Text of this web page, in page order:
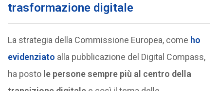
trasformazione digitale
La strategia della Commissione Europea, come ho
evidenziato alla pubblicazione del Digital Compass,
ha posto le persone sempre più al centro della